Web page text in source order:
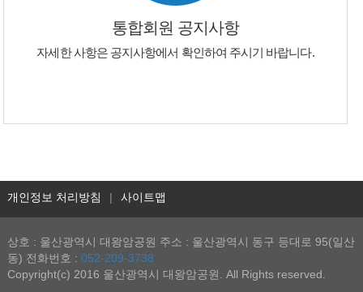
통합회원 공지사항
자세한 사항은 공지사항에서 확인하여 주시기 바랍니다.
개인정보 처리방침 | 사이트맵
상호 : 울산광역시 대왕암공원 주소 : 울산광역시 동구 등대로 95(일산
동) 전화번호 : 052-209-3738
Copyright(c) 2016 울산광역시 대왕암공원. All Rights reserved.